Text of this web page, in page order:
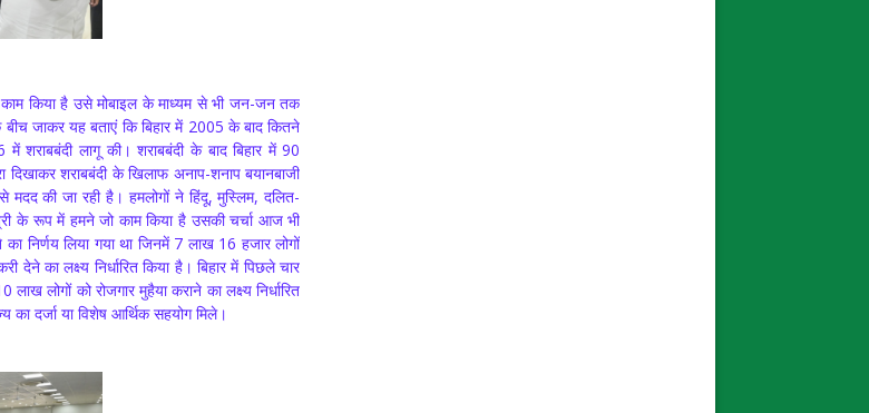
किया है उसे मोबाइल के माध्यम से भी जन-जन तक
जाकर यह बताएं कि बिहार में 2005 के बाद कितने
शराबबंदी लागू की। शराबबंदी के बाद बिहार में 90
दिखाकर शराबबंदी के खिलाफ अनाप-शनाप बयानबाजी
की जा रही है। हमलोगों ने हिंदू, मुस्लिम, दलित-
के रूप में हमने जो काम किया है उसकी चर्चा आज भी
निर्णय लिया गया था जिनमें 7 लाख 16 हजार लोगों
का लक्ष्य निर्धारित किया है। बिहार में पिछले चार
लोगों को रोजगार मुहैया कराने का लक्ष्य निर्धारित
का दर्जा या विशेष आर्थिक सहयोग मिले।